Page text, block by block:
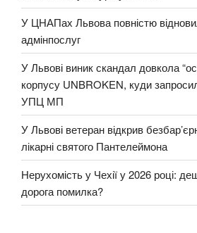
У ЦНАПах Львова повністю
адмінпослуг
У Львові виник скандал довкола
корпусу UNBROKEN, куди
УПЦ МП
У Львові ветеран відкрив
лікарні святого Пантелеймона
Нерухомість у Чехії у 2026 році:
дорога помилка?